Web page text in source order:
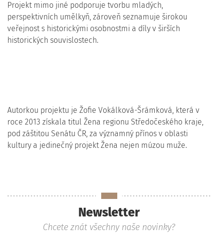
Projekt mimo jiné podporuje tvorbu mladých,
perspektivních umělkyň, zároveň seznamuje širokou
veřejnost s historickými osobnostmi a díly v širších
historických souvislostech.
Autorkou projektu je Žofie Vokálková-Šrámková, která v
roce 2013 získala titul Žena regionu Středočeského kraje,
pod záštitou Senátu ČR, za významný přínos v oblasti
kultury a jedinečný projekt Žena nejen múzou muže.
Newsletter
Chcete znát všechny naše novinky?